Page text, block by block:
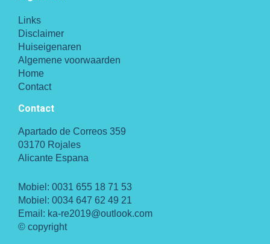
Links
Disclaimer
Huiseigenaren
Algemene voorwaarden
Home
Contact
Contact
Apartado de Correos 359
03170 Rojales
Alicante Espana
Mobiel: 0031 655 18 71 53
Mobiel: 0034 647 62 49 21
Email: ka-re2019@outlook.com
© copyright